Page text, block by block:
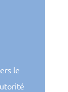
le